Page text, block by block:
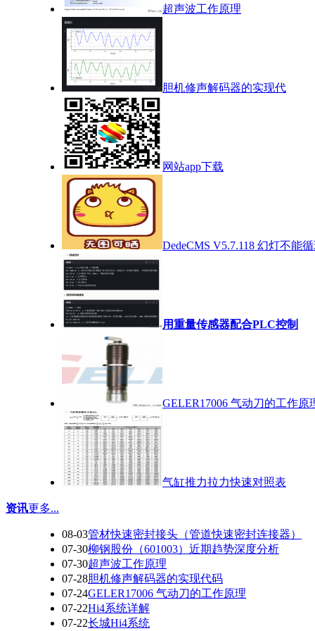
超声波工作原理
胆机修声解码器的实现代
网站app下载
DedeCMS V5.7.118 幻灯不能
用重量传感器配合PLC控制
GELER17006 气动刀的工作原
气缸推力拉力快速对照表
资讯更多...
08-03管材快速密封接头（管道快速密封连接器）
07-30柳钢股份（601003）近期趋势深度分析
07-30超声波工作原理
07-28胆机修声解码器的实现代码
07-24GELER17006 气动刀的工作原理
07-22Hi4系统详解
07-22长城Hi4系统